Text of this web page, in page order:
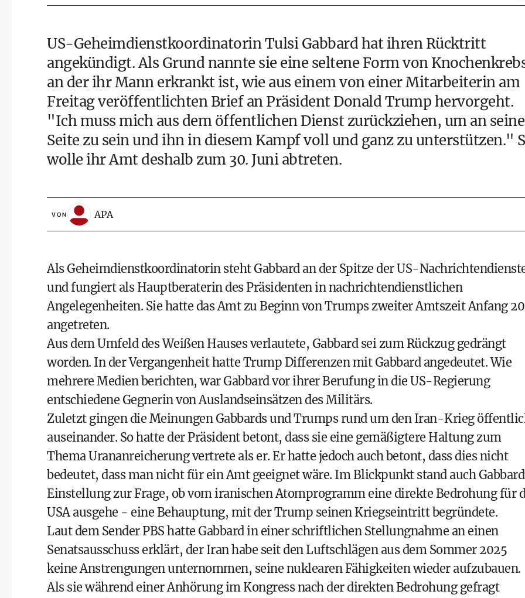
US-Geheimdienstkoordinatorin Tulsi Gabbard hat ihren Rücktritt
angekündigt. Als Grund nannte sie eine seltene Form von
an der ihr Mann erkrankt ist, wie aus einem von einer Mitarbeiterin am
Freitag veröffentlichten Brief an Präsident Donald Trump hervorgeht.
"Ich muss mich aus dem öffentlichen Dienst zurückziehen, um an
Seite zu sein und ihn in diesem Kampf voll und ganz zu unterstützen."
wolle ihr Amt deshalb zum 30. Juni abtreten.
VON APA
Als Geheimdienstkoordinatorin steht Gabbard an der Spitze der US-
und fungiert als Hauptberaterin des Präsidenten in nachrichtendienstlichen
Angelegenheiten. Sie hatte das Amt zu Beginn von Trumps zweiter Amtszeit Anfang
angetreten.
Aus dem Umfeld des Weißen Hauses verlautete, Gabbard sei zum Rückzug gedrängt
worden. In der Vergangenheit hatte Trump Differenzen mit Gabbard angedeutet. Wie
mehrere Medien berichten, war Gabbard vor ihrer Berufung in die US-Regierung
entschiedene Gegnerin von Auslandseinsätzen des Militärs.
Zuletzt gingen die Meinungen Gabbards und Trumps rund um den Iran-Krieg
auseinander. So hatte der Präsident betont, dass sie eine gemäßigtere Haltung zum
Thema Urananreicherung vertrete als er. Er hatte jedoch auch betont, dass dies nicht
bedeutet, dass man nicht für ein Amt geeignet wäre. Im Blickpunkt stand auch
Einstellung zur Frage, ob vom iranischen Atomprogramm eine direkte Bedrohung für
USA ausgehe - eine Behauptung, mit der Trump seinen Kriegseintritt begründete.
Laut dem Sender PBS hatte Gabbard in einer schriftlichen Stellungnahme an einen
Senatsausschuss erklärt, der Iran habe seit den Luftschlägen aus dem Sommer 2025
keine Anstrengungen unternommen, seine nuklearen Fähigkeiten wieder aufzubauen.
Als sie während einer Anhörung im Kongress nach der direkten Bedrohung gefragt